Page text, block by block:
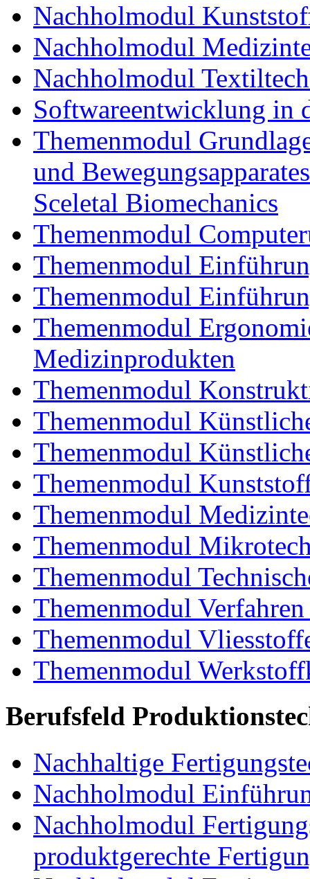
Nachholmodul
Nachholmodul
Nachholmodul
Softwareentwicklung in
Themenmodul
und
Sceletal Biomechanics
Themenmodul
Themenmodul
Themenmodul
Themenmodul
Medizinprodukten
Themenmodul
Themenmodul
Themenmodul
Themenmodul
Themenmodul
Themenmodul
Themenmodul
Themenmodul
Themenmodul
Themenmodul
Berufsfeld
Nachhaltige
Nachholmodul
Nachholmodul
produktgerechte